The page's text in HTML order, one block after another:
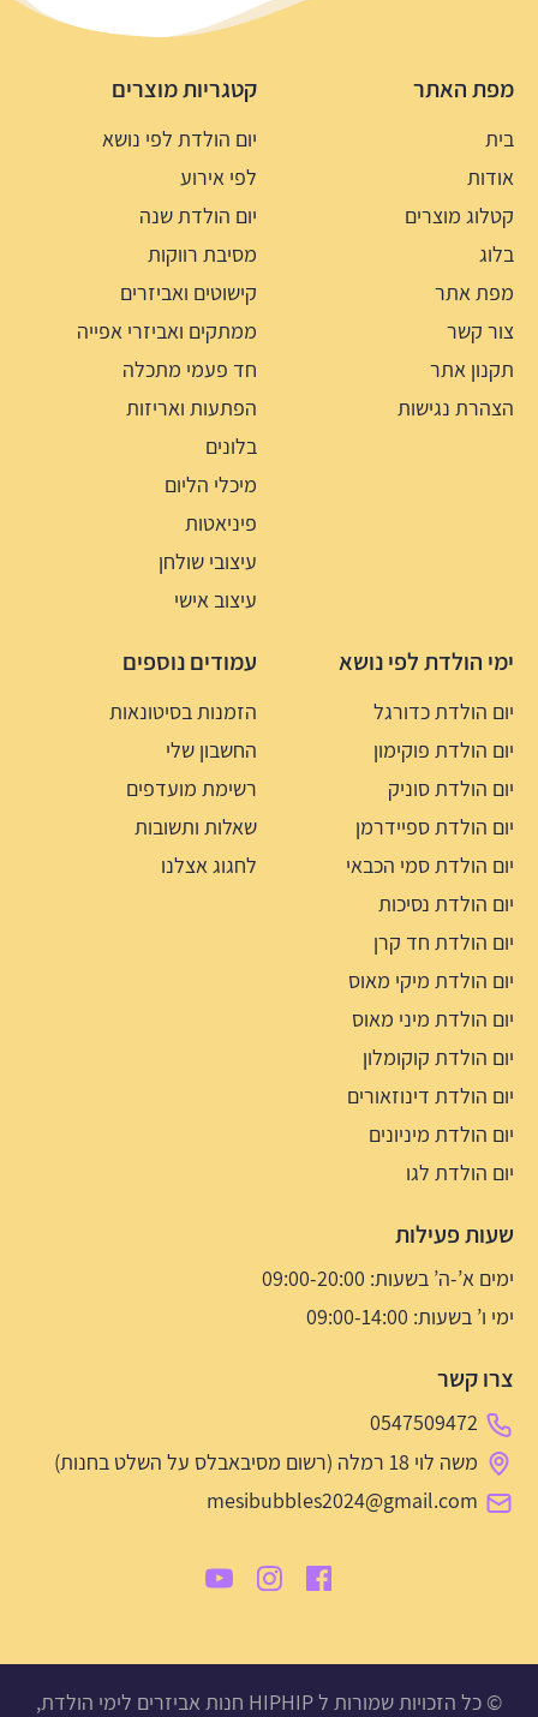
מפת האתר
בית
אודות
קטלוג מוצרים
בלוג
מפת אתר
צור קשר
תקנון אתר
הצהרת נגישות
קטגריות מוצרים
יום הולדת לפי נושא
לפי אירוע
יום הולדת שנה
מסיבת רווקות
קישוטים ואביזרים
ממתקים ואביזרי אפייה
חד פעמי מתכלה
הפתעות ואריזות
בלונים
מיכלי הליום
פיניאטות
עיצובי שולחן
עיצוב אישי
ימי הולדת לפי נושא
יום הולדת כדורגל
יום הולדת פוקימון
יום הולדת סוניק
יום הולדת ספיידרמן
יום הולדת סמי הכבאי
יום הולדת נסיכות
יום הולדת חד קרן
יום הולדת מיקי מאוס
יום הולדת מיני מאוס
יום הולדת קוקומלון
יום הולדת דינוזאורים
יום הולדת מיניונים
יום הולדת לגו
עמודים נוספים
הזמנות בסיטונאות
החשבון שלי
רשימת מועדפים
שאלות ותשובות
לחגוג אצלנו
שעות פעילות
ימים א’-ה’ בשעות: 09:00-20:00
ימי ו’ בשעות: 09:00-14:00
צרו קשר
0547509472
משה לוי 18 רמלה (רשום מסיבאבלס על השלט בחנות)
mesibubbles2024@gmail.com
© כל הזכויות שמורות ל HIPHIP חנות אביזרים לימי הולדת,